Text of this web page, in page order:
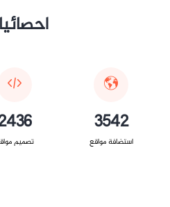
3542
استضافة مواقع تصميم